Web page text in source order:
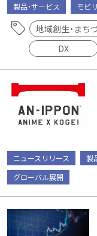
製品・サービス モビ
地域創生・まち
DX
ニュースリリース 製
グローバル展開